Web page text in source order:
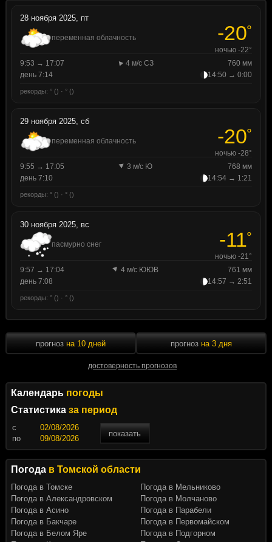
28 ноября 2025, пт
переменная облачность -20°
ночью -22°
9:53 → 17:07
4 м/с СЗ
760 мм
день 7:14
14:50 → 0:00
рекорды: ° () · ° ()
29 ноября 2025, сб
переменная облачность -20°
ночью -28°
9:55 → 17:05
3 м/с Ю
768 мм
день 7:10
14:54 → 1:21
рекорды: ° () · ° ()
30 ноября 2025, вс
пасмурно снег -11°
ночью -21°
9:57 → 17:04
4 м/с ЮЮВ
761 мм
день 7:08
14:57 → 2:51
рекорды: ° () · ° ()
прогноз на 10 дней
достоверность прогнозов
прогноз на 3 дня
Календарь погоды
Статистика за период
c
показать
по
Погода в Томской области
Погода в Томске
Погода в Александровском
Погода в Асино
Погода в Бакчаре
Погода в Белом Яре
Погода в Мельниково
Погода в Молчаново
Погода в Парабели
Погода в Первомайском
Погода в Подгорном